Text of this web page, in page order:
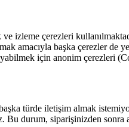
izleme çerezleri
amacıyla başka çerezler
için anonim çerezleri
türde iletişim almak
Bu durum, siparişinizden